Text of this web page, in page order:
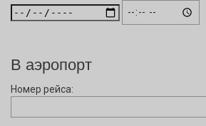
В аэропорт
Номер рейса: